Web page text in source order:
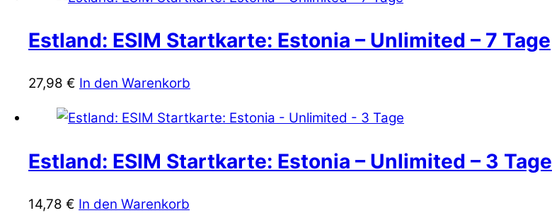
Estland: ESIM Startkarte: Estonia – Unlimited – 7 Tage
27,98 € In den Warenkorb
Estland: ESIM Startkarte: Estonia – Unlimited – 3 Tage
14,78 € In den Warenkorb